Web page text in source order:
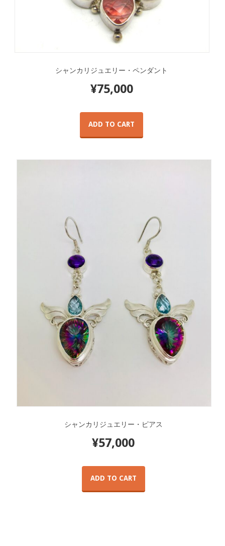
シャンカリジュエリー・ペンダント
¥75,000
ADD TO CART
シャンカリジュエリー・ピアス
¥57,000
ADD TO CART